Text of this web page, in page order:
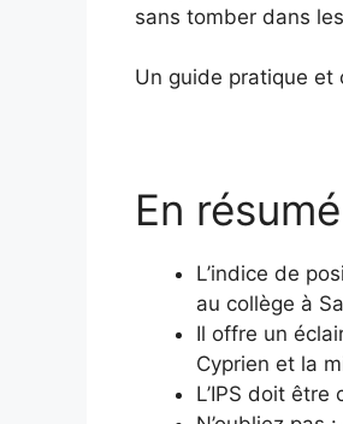
sans tomber dans
Un guide pratique et
En
L’indice de
au collège à
Il offre un
Cyprien et la
L’IPS doit